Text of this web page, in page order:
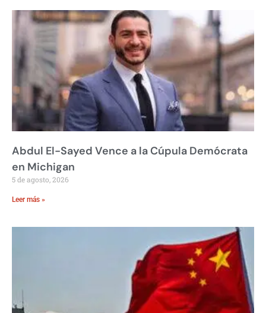
Abdul El-Sayed Vence a la Cúpula Demócrata
en Michigan
5 de agosto, 2026
Leer más »